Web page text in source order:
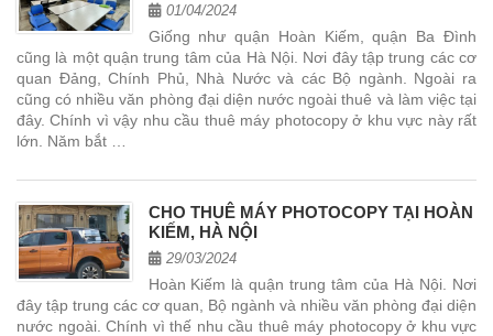
01/04/2024
Giống như quận Hoàn Kiếm, quận Ba Đình
cũng là một quận trung tâm của Hà Nội. Nơi đây tập trung các cơ
quan Đảng, Chính Phủ, Nhà Nước và các Bộ ngành. Ngoài ra
cũng có nhiều văn phòng đại diện nước ngoài thuê và làm việc tại
đây. Chính vì vậy nhu cầu thuê máy photocopy ở khu vực này rất
lớn. Năm bắt …
CHO THUÊ MÁY PHOTOCOPY TẠI HOÀN
KIẾM, HÀ NỘI
29/03/2024
Hoàn Kiếm là quận trung tâm của Hà Nội. Nơi
đây tập trung các cơ quan, Bộ ngành và nhiều văn phòng đại diện
nước ngoài. Chính vì thế nhu cầu thuê máy photocopy ở khu vực